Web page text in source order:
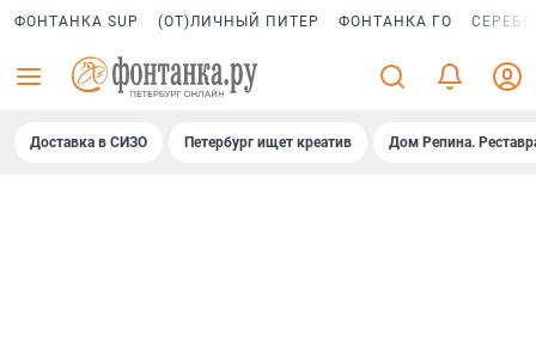
ФОНТАНКА SUP (ОТ)ЛИЧНЫЙ ПИТЕР ФОНТАНКА ГО
Доставка в СИЗО Петербург ищет креатив Дом Репина.